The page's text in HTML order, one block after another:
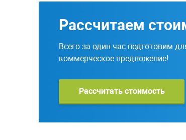
Рассчитаем
Всего за один час подготовим
коммерческое предложение!
Рассчитать стоимость